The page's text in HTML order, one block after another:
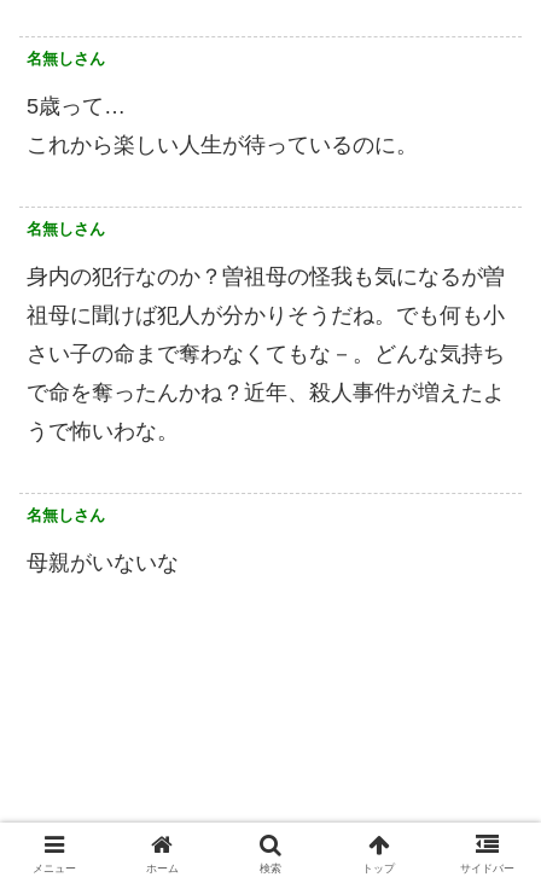
名無しさん
5歳って…
これから楽しい人生が待っているのに。
名無しさん
身内の犯行なのか？曽祖母の怪我も気になるが曽
祖母に聞けば犯人が分かりそうだね。でも何も小
さい子の命まで奪わなくてもな－。どんな気持ち
で命を奪ったんかね？近年、殺人事件が増えたよ
うで怖いわな。
名無しさん
母親がいないな
メニュー ホーム 検索 トップ サイドバー